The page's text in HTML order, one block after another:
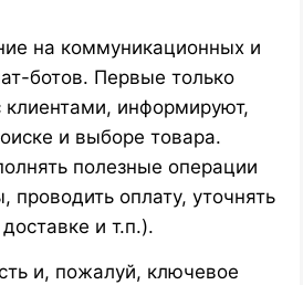
на коммуникационных и
ботов. Первые только
информируют,
и выборе товара.
полезные операции
проводить оплату, уточнять
и т.п.).
и, пожалуй, ключевое